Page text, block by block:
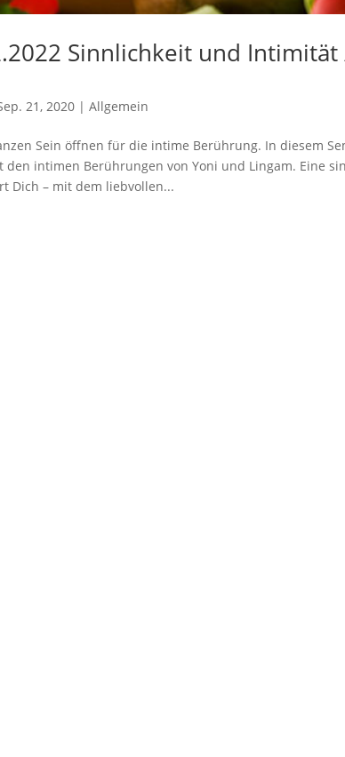
Sinnlichkeit und
21, 2020 |Allgemein
Sein öffnen für die intime Berührung. In diesem
den intimen Berührungen von Yoni und Lingam. Eine
Dich – mit dem liebvollen...